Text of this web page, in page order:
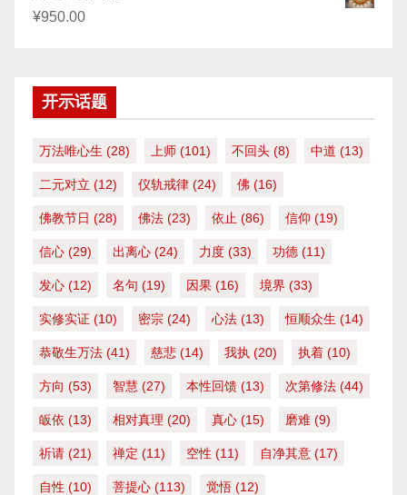
¥950.00
开示话题
万法唯心生 (28) 上师 (101) 不回头 (8) 中道 (13)
二元对立 (12) 仪轨戒律 (24) 佛 (16)
佛教节日 (28) 佛法 (23) 依止 (86) 信仰 (19)
信心 (29) 出离心 (24) 力度 (33) 功德 (11)
发心 (12) 名句 (19) 因果 (16) 境界 (33)
实修实证 (10) 密宗 (24) 心法 (13) 恒顺众生 (14)
恭敬生万法 (41) 慈悲 (14) 我执 (20) 执着 (10)
方向 (53) 智慧 (27) 本性回馈 (13) 次第修法 (44)
皈依 (13) 相对真理 (20) 真心 (15) 磨难 (9)
祈请 (21) 禅定 (11) 空性 (11) 自净其意 (17)
自性 (10) 菩提心 (113) 觉悟 (12)